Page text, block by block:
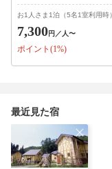
トーブ、ドライヤー、
◇アメニティ
バスタオル、フェイ
ブラシ
たします
お1人さま1泊（5名1室利用時
7,300円 ／人〜
ポイント(1%)
最近見た宿